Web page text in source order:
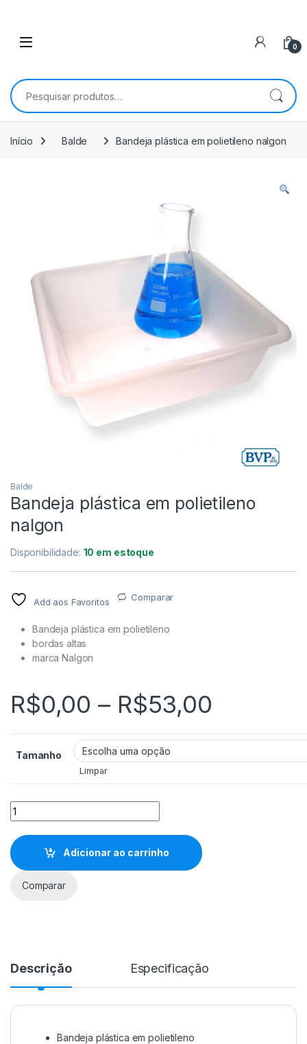
0
Pesquisar por:
Início Balde Bandeja plástica em polietileno nalgon
Balde
Bandeja plástica em polietileno
nalgon
Disponibilidade: 10 em estoque
Add aos Favoritos Comparar
Bandeja plástica em polietileno
bordas altas
marca Nalgon
R$0,00 – R$53,00
Tamanho
Limpar
Bandeja plástica em polietileno nalgon quantidade
Adicionar ao carrinho
Comparar
Descrição Especificação
Bandeja plástica em polietileno